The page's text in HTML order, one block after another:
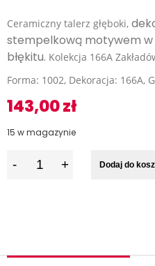
Ceramiczny talerz głęboki,
stempelkową motywem
błękitu. Kolekcja 166A
Forma: 1002, Dekoracja: 166A,
143,00zł
15 w magazynie
Dodaj do